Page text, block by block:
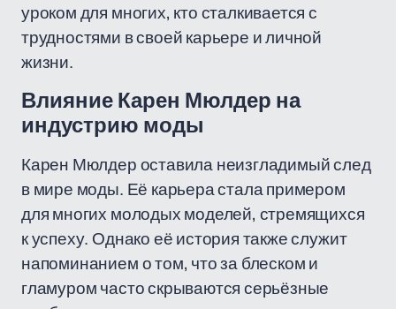
уроком для многих, кто сталкивается с
трудностями в своей карьере и личной
жизни.
Влияние Карен Мюлдер на
индустрию моды
Карен Мюлдер оставила неизгладимый след
в мире моды. Её карьера стала примером
для многих молодых моделей, стремящихся
к успеху. Однако её история также служит
напоминанием о том, что за блеском и
гламуром часто скрываются серьёзные